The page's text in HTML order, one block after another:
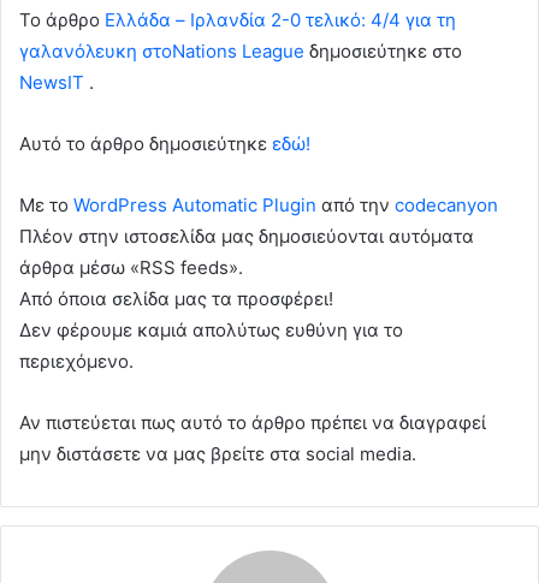
To άρθρο Ελλάδα – Ιρλανδία 2-0 τελικό: 4/4 για τη
γαλανόλευκη στοNations League δημοσιεύτηκε στο
NewsIT .
Αυτό το άρθρο δημοσιεύτηκε εδώ!
Με το WordPress Automatic Plugin από την codecanyon
Πλέον στην ιστοσελίδα μας δημοσιεύονται αυτόματα
άρθρα μέσω «RSS feeds».
Από όποια σελίδα μας τα προσφέρει!
Δεν φέρουμε καμιά απολύτως ευθύνη για το
περιεχόμενο.
Αν πιστεύεται πως αυτό το άρθρο πρέπει να διαγραφεί
μην διστάσετε να μας βρείτε στα social media.